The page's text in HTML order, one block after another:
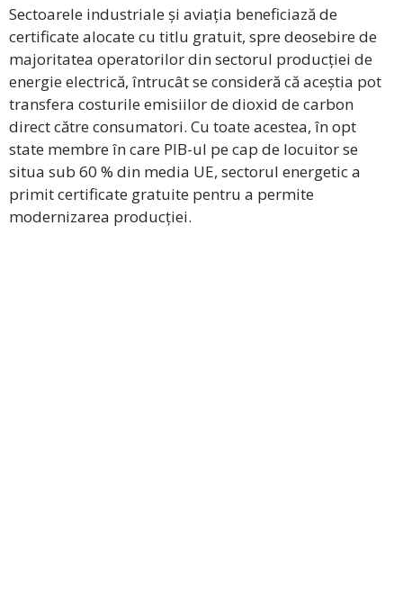
Sectoarele industriale și aviația beneficiază de
certificate alocate cu titlu gratuit, spre deosebire de
majoritatea operatorilor din sectorul producției de
energie electrică, întrucât se consideră că aceștia pot
transfera costurile emisiilor de dioxid de carbon
direct către consumatori. Cu toate acestea, în opt
state membre în care PIB-ul pe cap de locuitor se
situa sub 60 % din media UE, sectorul energetic a
primit certificate gratuite pentru a permite
modernizarea producției.